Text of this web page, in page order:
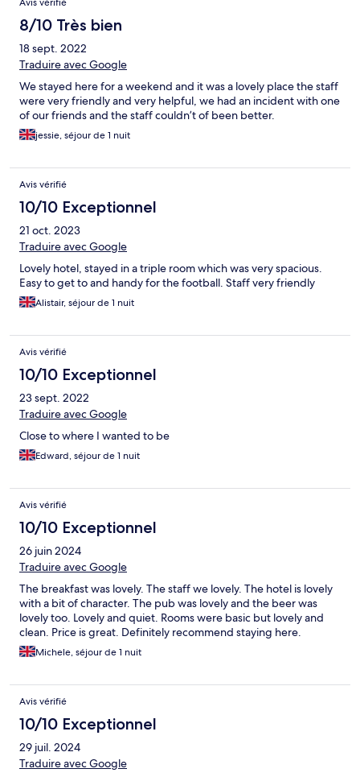
Avis vérifié
8/10 Très bien
18 sept. 2022
Traduire avec Google
We stayed here for a weekend and it was a lovely place the staff
were very friendly and very helpful, we had an incident with one
of our friends and the staff couldn’t of been better.
jessie, séjour de 1 nuit
Avis vérifié
10/10 Exceptionnel
21 oct. 2023
Traduire avec Google
Lovely hotel, stayed in a triple room which was very spacious.
Easy to get to and handy for the football. Staff very friendly
Alistair, séjour de 1 nuit
Avis vérifié
10/10 Exceptionnel
23 sept. 2022
Traduire avec Google
Close to where I wanted to be
Edward, séjour de 1 nuit
Avis vérifié
10/10 Exceptionnel
26 juin 2024
Traduire avec Google
The breakfast was lovely. The staff we lovely. The hotel is lovely
with a bit of character. The pub was lovely and the beer was
lovely too. Lovely and quiet. Rooms were basic but lovely and
clean. Price is great. Definitely recommend staying here.
Michele, séjour de 1 nuit
Avis vérifié
10/10 Exceptionnel
29 juil. 2024
Traduire avec Google